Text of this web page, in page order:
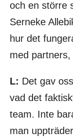
och en större
Serneke
hur det
med
L: Det gav
vad det
team. Inte
man